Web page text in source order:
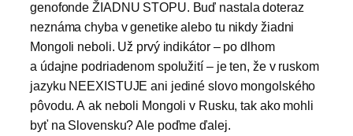
genofonde ŽIADNU STOPU. Buď nastala doteraz
neznáma chyba v genetike alebo tu nikdy žiadni
Mongoli neboli. Už prvý indikátor – po dlhom
a údajne podriadenom spolužití – je ten, že v ruskom
jazyku NEEXISTUJE ani jediné slovo mongolského
pôvodu. A ak neboli Mongoli v Rusku, tak ako mohli
byť na Slovensku? Ale poďme ďalej.